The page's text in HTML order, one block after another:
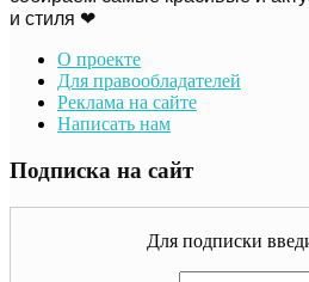
и стиля ❤
О проекте
Для правообладателей
Реклама на сайте
Написать нам
Подписка на сайт
Для подписки